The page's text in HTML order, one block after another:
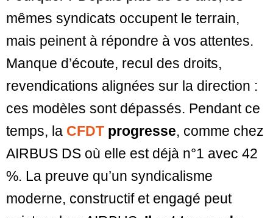
mêmes syndicats occupent le terrain,
mais peinent à répondre à vos attentes.
Manque d’écoute, recul des droits,
revendications alignées sur la direction :
ces modèles sont dépassés. Pendant ce
temps, la CFDT progresse, comme chez
AIRBUS DS où elle est déjà n°1 avec 42
%. La preuve qu’un syndicalisme
moderne, constructif et engagé peut